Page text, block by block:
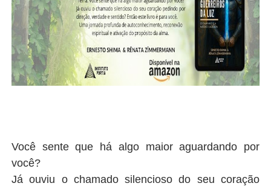
Você sente que há algo maior aguardando por
você?
Já ouviu o chamado silencioso do seu coração